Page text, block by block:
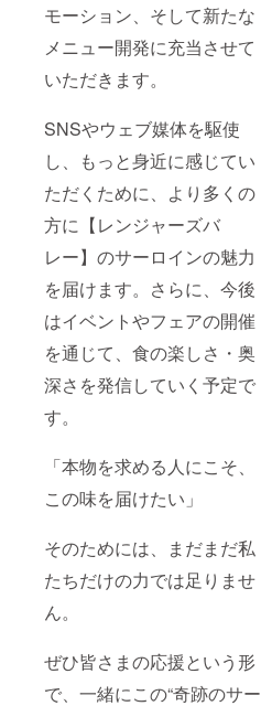
モーション、そして新たな
メニュー開発に充当させて
いただきます。
SNSやウェブ媒体を駆使
し、もっと身近に感じてい
ただくために、より多くの
方に【レンジャーズバ
レー】のサーロインの魅力
を届けます。さらに、今後
はイベントやフェアの開催
を通じて、食の楽しさ・奥
深さを発信していく予定で
す。
「本物を求める人にこそ、
この味を届けたい」
そのためには、まだまだ私
たちだけの力では足りませ
ん。
ぜひ皆さまの応援という形
で、一緒にこの“奇跡のサー